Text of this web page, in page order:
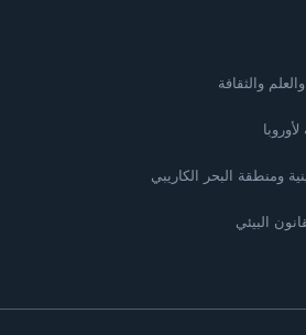
والثقافة
ومنطقة البحر الكاريبي
البيئي